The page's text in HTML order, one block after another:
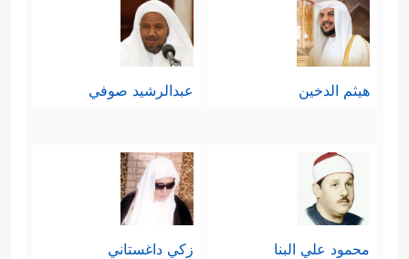
هيثم الدخين عبدالرشيد صوفي
محمود علي البنا زكي داغستاني